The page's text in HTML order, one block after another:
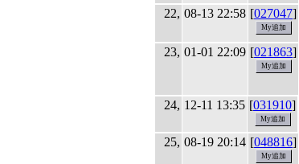
22, 08-13 22:58 [027047]
23, 01-01 22:09 [021863]
24, 12-11 13:35 [031910]
25, 08-19 20:14 [048816]